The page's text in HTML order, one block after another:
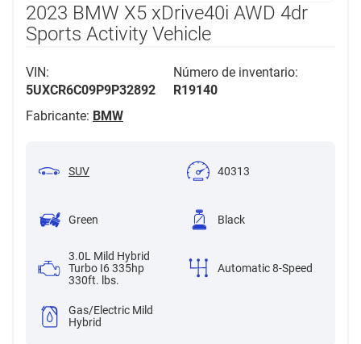
2023 BMW X5 xDrive40i AWD 4dr
Sports Activity Vehicle
VIN:
5UXCR6C09P9P32892
Número de inventario:
R19140
Fabricante: BMW
SUV 40313
Green Black
3.0L Mild Hybrid
Turbo I6 335hp
330ft. lbs.
Automatic 8-Speed
Gas/Electric Mild
Hybrid